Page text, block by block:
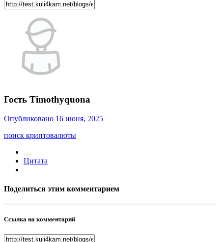
Гость Timothyquona
Опубликовано 16 июня, 2025
поиск криптовалюты
Цитата
Поделиться этим комментарием
Ссылка на комментарий